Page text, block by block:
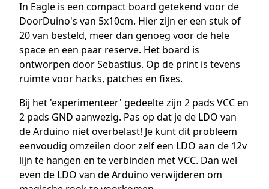
In Eagle is een compact board getekend voor de
DoorDuino's van 5x10cm. Hier zijn er een stuk of
20 van besteld, meer dan genoeg voor de hele
space en een paar reserve. Het board is
ontworpen door Sebastius. Op de print is tevens
ruimte voor hacks, patches en fixes.
Bij het 'experimenteer' gedeelte zijn 2 pads VCC en
2 pads GND aanwezig. Pas op dat je de LDO van
de Arduino niet overbelast! Je kunt dit probleem
eenvoudig omzeilen door zelf een LDO aan de 12v
lijn te hangen en te verbinden met VCC. Dan wel
even de LDO van de Arduino verwijderen om